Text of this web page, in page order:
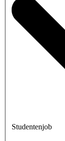
Studentenjob